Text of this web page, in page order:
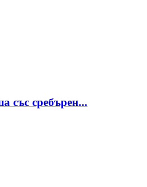
със сребърен...